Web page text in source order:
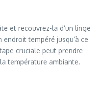
et recouvrez-la d’un linge
tempéré jusqu’à ce
cruciale peut prendre
température ambiante.